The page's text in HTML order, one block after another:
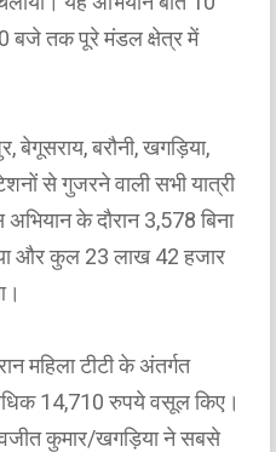
बजे तक पूरे मंडल क्षेत्र में
बेगूसराय, बरौनी, खगड़िया,
से गुजरने वाली सभी यात्री
के दौरान 3,578 बिना
और कुल 23 लाख 42 हजार
महिला टीटी के अंतर्गत
14,710 रुपये वसूल किए।
कुमार/खगड़िया ने सबसे